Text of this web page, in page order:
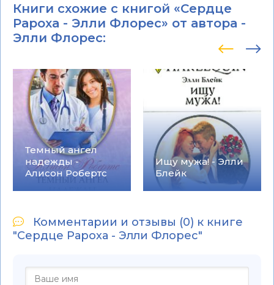
Книги схожие с книгой «Сердце
Рароха - Элли Флорес» от автора -
Элли Флорес:
Темный ангел
надежды -
Алисон Робертс
Ищу мужа! - Элли
Блейк
Комментарии и отзывы (0) к книге
"Сердце Рароха - Элли Флорес"